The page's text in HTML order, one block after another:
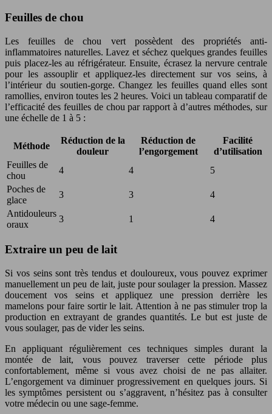
Feuilles de chou
Les feuilles de chou vert possèdent des propriétés anti-
inflammatoires naturelles. Lavez et séchez quelques grandes feuilles
puis placez-les au réfrigérateur. Ensuite, écrasez la nervure centrale
pour les assouplir et appliquez-les directement sur vos seins, à
l’intérieur du soutien-gorge. Changez les feuilles quand elles sont
ramollies, environ toutes les 2 heures. Voici un tableau comparatif de
l’efficacité des feuilles de chou par rapport à d’autres méthodes, sur
une échelle de 1 à 5 :
Méthode
Réduction de la
douleur
Réduction de
l’engorgement
Facilité
d’utilisation
Feuilles de
chou
4 4
5
Poches de
glace
3 3
4
Antidouleurs
oraux
3 1 4
Extraire un peu de lait
Si vos seins sont très tendus et douloureux, vous pouvez exprimer
manuellement un peu de lait, juste pour soulager la pression. Massez
doucement vos seins et appliquez une pression derrière les
mamelons pour faire sortir le lait. Attention à ne pas stimuler trop la
production en extrayant de grandes quantités. Le but est juste de
vous soulager, pas de vider les seins.
En appliquant régulièrement ces techniques simples durant la
montée de lait, vous pouvez traverser cette période plus
confortablement, même si vous avez choisi de ne pas allaiter.
L’engorgement va diminuer progressivement en quelques jours. Si
les symptômes persistent ou s’aggravent, n’hésitez pas à consulter
votre médecin ou une sage-femme.